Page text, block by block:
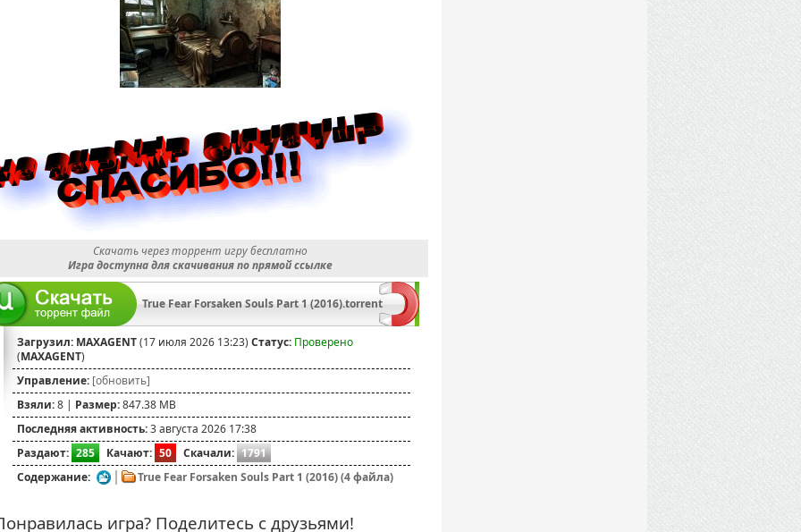
Скачать через торрент игру бесплатно
Игра доступна для скачивания по прямой ссылке
True Fear Forsaken Souls Part 1 (2016).torrent
Загрузил: MAXAGENT(17 июля 2026 13:23) Статус: Проверено
(MAXAGENT)
Управление: [обновить]
Взяли:8 | Размер:847.38 MB
Последняя активность:3 августа 2026 17:38
Раздают: 285 Качают: 50 Скачали: 1791
Содержание:
True Fear Forsaken Souls Part 1 (2016) (4 файла)
игра? Поделитесь с друзьями!